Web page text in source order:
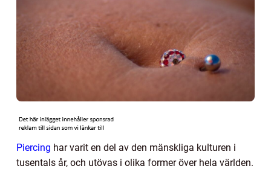
Piercing har varit en del av den mänskliga kulturen i
tusentals år, och utövas i olika former över hela världen.